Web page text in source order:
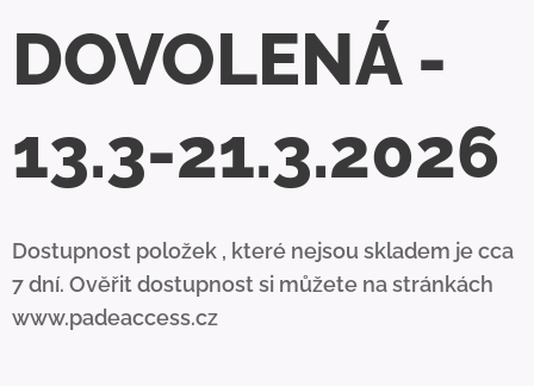
DOVOLENÁ -
13.3-21.3.2026
Dostupnost položek , které nejsou skladem je cca
7 dní. Ověřit dostupnost si můžete na stránkách
www.padeaccess.cz